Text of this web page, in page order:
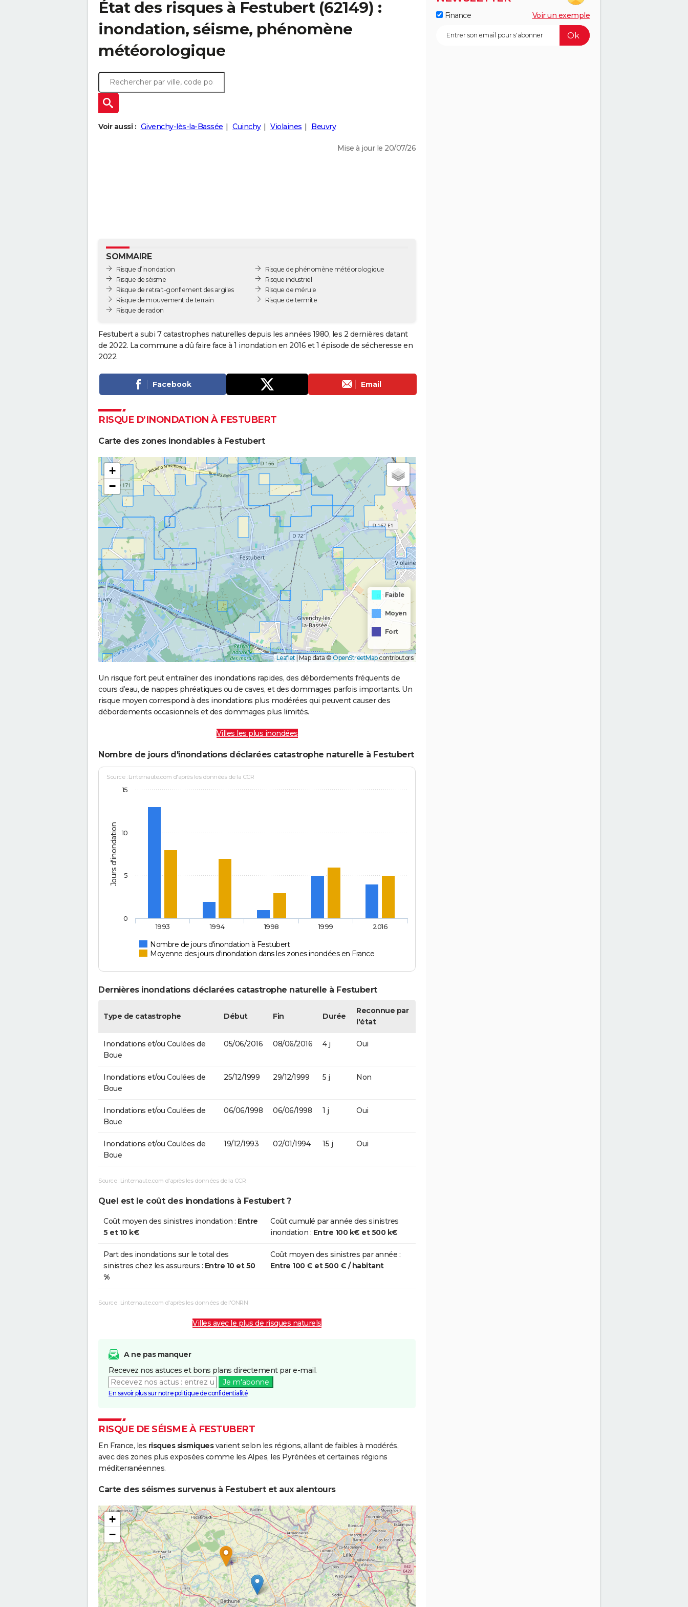
État des risques à Festubert (62149) :
inondation, séisme, phénomène
météorologique
Voir aussi : Givenchy-lès-la-Bassée Cuinchy Violaines Beuvry
Mise à jour le 20/07/26
SOMMAIRE
Risque d’inondation
Risque de séisme
Risque de retrait-gonflement des argiles
Risque de mouvement de terrain
Risque de radon
Risque de phénomène météorologique
Risque industriel
Risque de mérule
Risque de termite
Festubert a subi 7 catastrophes naturelles depuis les années 1980, les 2 dernières datant
de 2022. La commune a dû faire face à 1 inondation en 2016 et 1 épisode de sécheresse en
2022.
Facebook Email
RISQUE D’INONDATION À FESTUBERT
Carte des zones inondables à Festubert
+
−
Faible
Moyen
Fort
Leaflet | Map data © OpenStreetMapcontributors
Un risque fort peut entraîner des inondations rapides, des débordements fréquents de
cours d’eau, de nappes phréatiques ou de caves, et des dommages parfois importants. Un
risque moyen correspond à des inondations plus modérées qui peuvent causer des
débordements occasionnels et des dommages plus limités.
Villes les plus inondées
Nombre de jours d'inondations déclarées catastrophe naturelle à Festubert
Jours d'inondation
Source : Linternaute.com d'après les données de la CCR
Nombre de jours d'inondation à Festubert
Moyenne des jours d'inondation dans les zones inondées en France
1993 1994 1998 1999 2016
0
5
10
15
Dernières inondations déclarées catastrophe naturelle à Festubert
Type de catastrophe Début Fin Durée
Reconnue par
l'état
Inondations et/ou Coulées de
Boue
05/06/2016 08/06/2016 4 j Oui
Inondations et/ou Coulées de
Boue
25/12/1999 29/12/1999 5 j Non
Inondations et/ou Coulées de
Boue
06/06/1998 06/06/1998 1 j Oui
Inondations et/ou Coulées de
Boue
19/12/1993 02/01/1994 15 j Oui
Source : Linternaute.com d'après les données de la CCR
Quel est le coût des inondations à Festubert ?
Coût moyen des sinistres inondation : Entre
5 et 10 k€
Coût cumulé par année des sinistres
inondation : Entre 100 k€ et 500 k€
Part des inondations sur le total des
sinistres chez les assureurs : Entre 10 et 50
%
Coût moyen des sinistres par année :
Entre 100 € et 500 € / habitant
Source : Linternaute.com d'après les données de l'ONRN
Villes avec le plus de risques naturels
A ne pas manquer
Recevez nos astuces et bons plans directement par e-mail.
Je m'abonne
En savoir plus sur notre politique de confidentialité
RISQUE DE SÉISME À FESTUBERT
En France, les risques sismiquesvarient selon les régions, allant de faibles à modérés,
avec des zones plus exposées comme les Alpes, les Pyrénées et certaines régions
méditerranéennes.
Carte des séismes survenus à Festubert et aux alentours
+
−
Finance Voir un exemple